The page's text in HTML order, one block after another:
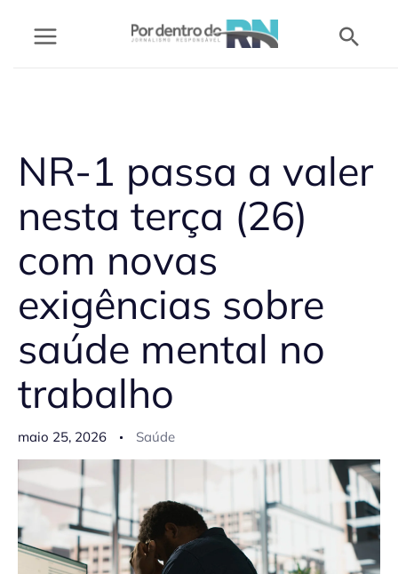
NR-1 passa a valer
nesta terça (26)
com novas
exigências sobre
saúde mental no
trabalho
maio 25, 2026 Saúde